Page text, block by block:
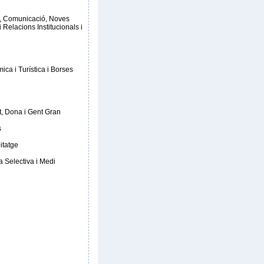
Comunicació, Noves
Relacions Institucionals i
i Turística i Borses
Dona i Gent Gran
Selectiva i Medi